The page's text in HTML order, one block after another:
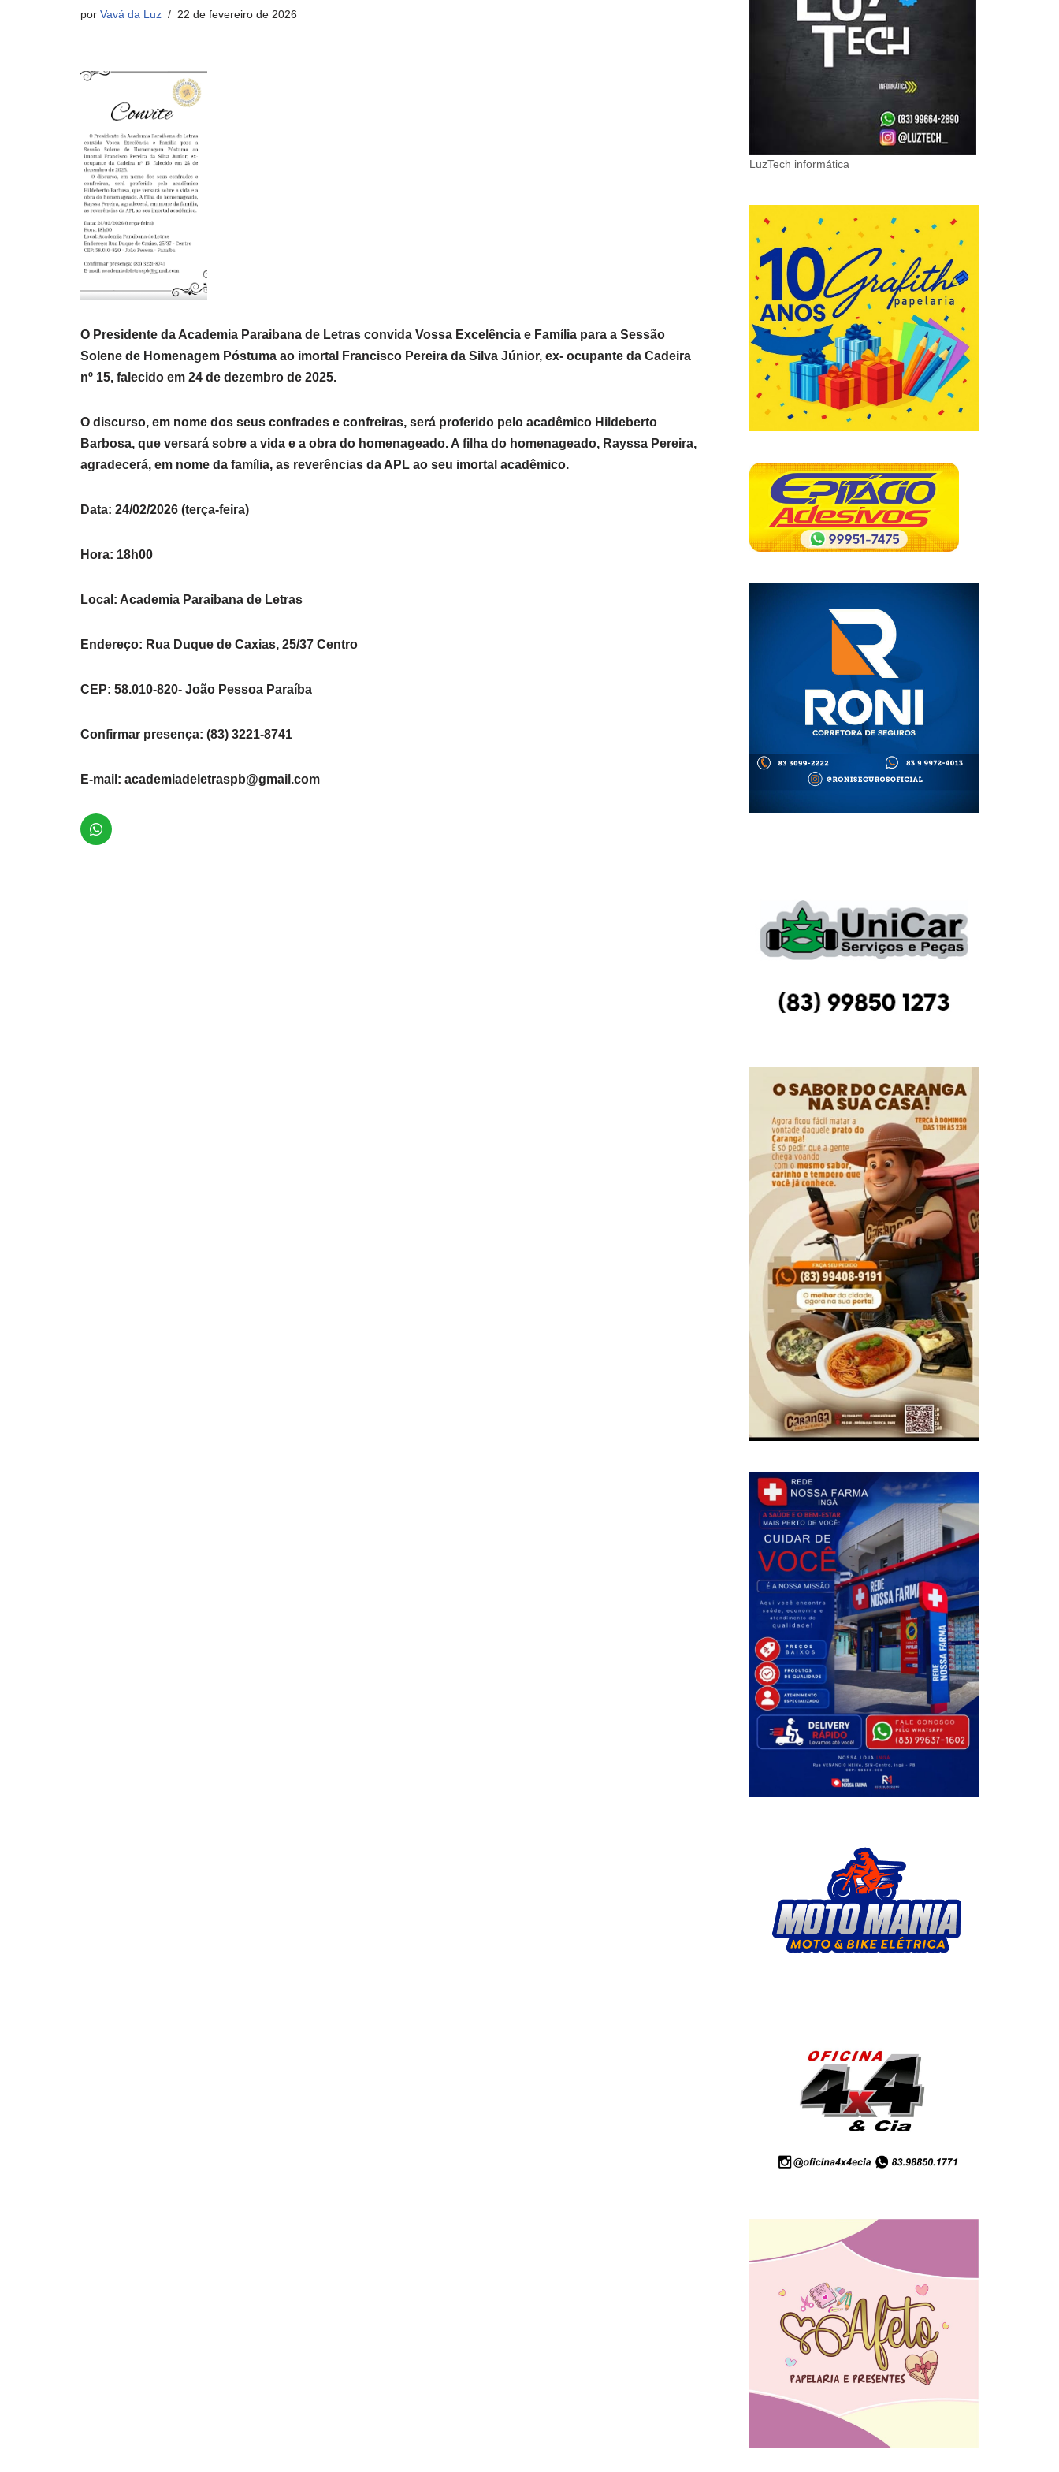
por Vavá da Luz 22 de fevereiro de 2026
O Presidente da Academia Paraibana de Letras convida Vossa Excelência e Família para a Sessão
Solene de Homenagem Póstuma ao imortal Francisco Pereira da Silva Júnior, ex- ocupante da Cadeira
nº 15, falecido em 24 de dezembro de 2025.
O discurso, em nome dos seus confrades e confreiras, será proferido pelo acadêmico Hildeberto
Barbosa, que versará sobre a vida e a obra do homenageado. A filha do homenageado, Rayssa Pereira,
agradecerá, em nome da família, as reverências da APL ao seu imortal acadêmico.
Data: 24/02/2026 (terça-feira)
Hora: 18h00
Local: Academia Paraibana de Letras
Endereço: Rua Duque de Caxias, 25/37 Centro
CEP: 58.010-820- João Pessoa Paraíba
Confirmar presença: (83) 3221-8741
E-mail: academiadeletraspb@gmail.com
LuzTech informática